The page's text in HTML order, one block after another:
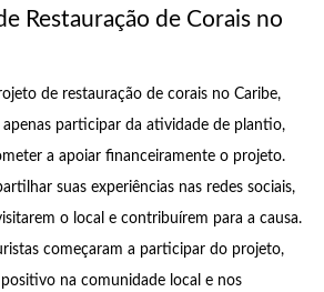
Restauração de Corais no
de restauração de corais no Caribe,
participar da atividade de plantio,
a apoiar financeiramente o projeto.
suas experiências nas redes sociais,
o local e contribuírem para a causa.
começaram a participar do projeto,
na comunidade local e nos